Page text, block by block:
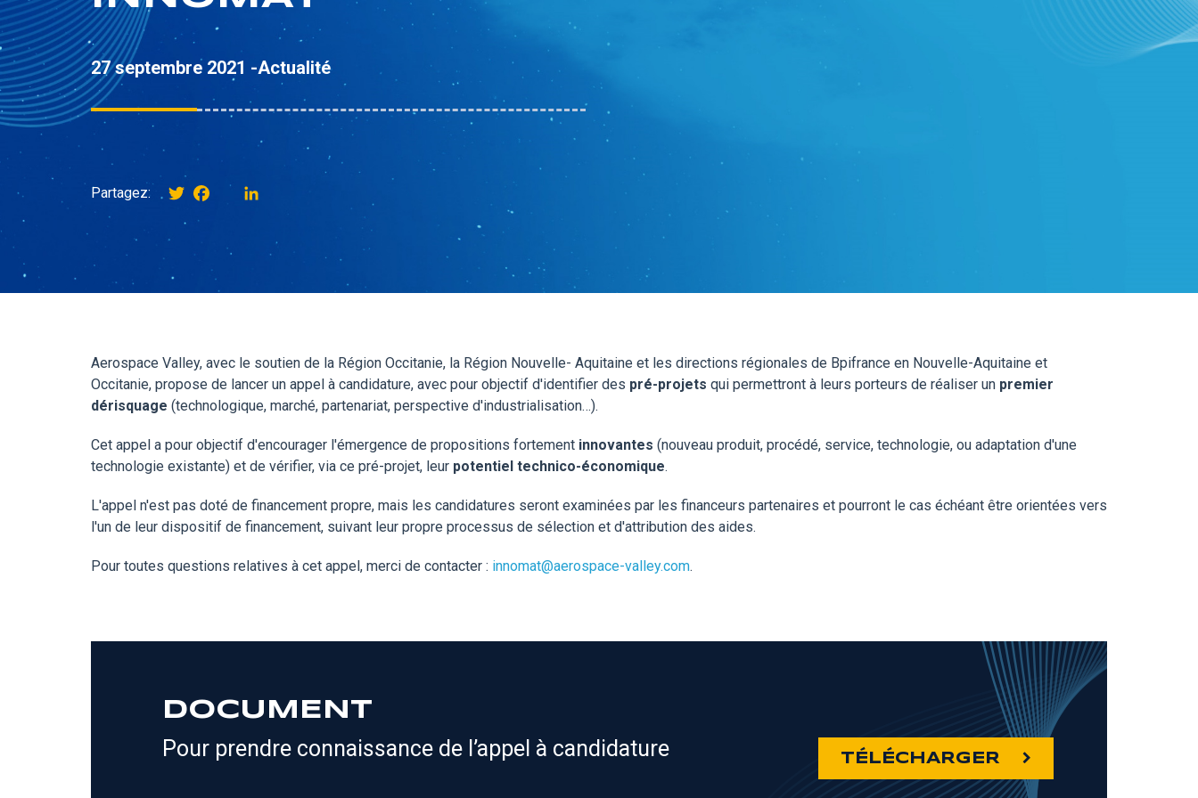
27 septembre 2021 -Actualité
Partagez: TwitterFacebookinstagram
Aerospace Valley, avec le soutien de la Région Occitanie, la Région Nouvelle- Aquitaine et les directions régionales de Bpifrance en Nouvelle-Aquitaine et
Occitanie, propose de lancer un appel à candidature, avec pour objectif d'identifier des pré-projets qui permettront à leurs porteurs de réaliser un premier
dérisquage (technologique, marché, partenariat, perspective d'industrialisation…).
Cet appel a pour objectif d'encourager l'émergence de propositions fortement innovantes (nouveau produit, procédé, service, technologie, ou adaptation d'une
technologie existante) et de vérifier, via ce pré-projet, leur potentiel technico-économique.
L'appel n'est pas doté de financement propre, mais les candidatures seront examinées par les financeurs partenaires et pourront le cas échéant être orientées vers
l'un de leur dispositif de financement, suivant leur propre processus de sélection et d'attribution des aides.
Pour toutes questions relatives à cet appel, merci de contacter : innomat@aerospace-valley.com.
DOCUMENT
Pour prendre connaissance de l’appel à candidature
TÉLÉCHARGER